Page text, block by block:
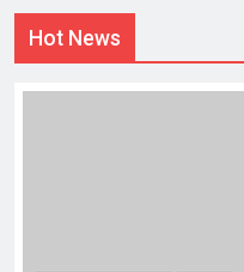
Hot News